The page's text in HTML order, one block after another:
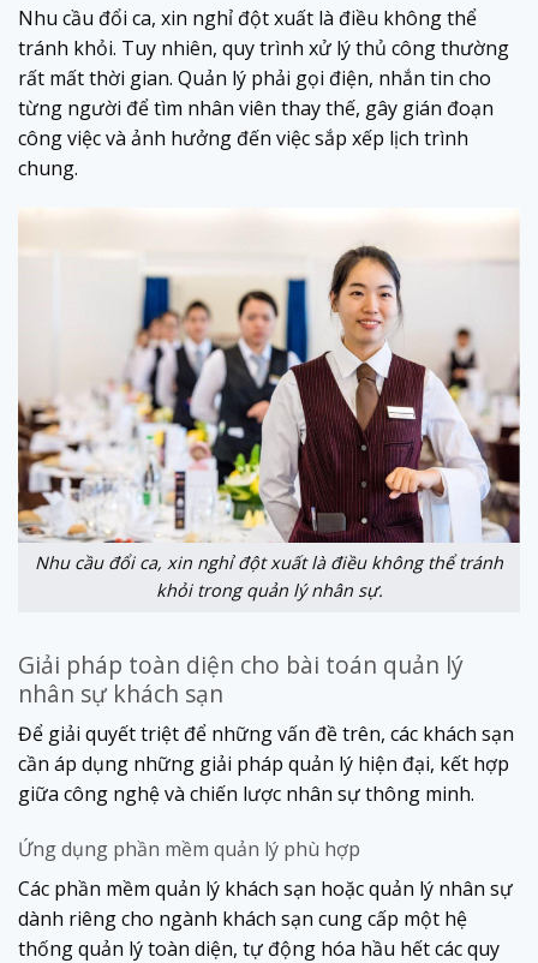
Nhu cầu đổi ca, xin nghỉ đột xuất là điều không thể
tránh khỏi. Tuy nhiên, quy trình xử lý thủ công thường
rất mất thời gian. Quản lý phải gọi điện, nhắn tin cho
từng người để tìm nhân viên thay thế, gây gián đoạn
công việc và ảnh hưởng đến việc sắp xếp lịch trình
chung.
Nhu cầu đổi ca, xin nghỉ đột xuất là điều không thể tránh
khỏi trong quản lý nhân sự.
Giải pháp toàn diện cho bài toán quản lý
nhân sự khách sạn
Để giải quyết triệt để những vấn đề trên, các khách sạn
cần áp dụng những giải pháp quản lý hiện đại, kết hợp
giữa công nghệ và chiến lược nhân sự thông minh.
Ứng dụng phần mềm quản lý phù hợp
Các phần mềm quản lý khách sạn hoặc quản lý nhân sự
dành riêng cho ngành khách sạn cung cấp một hệ
thống quản lý toàn diện, tự động hóa hầu hết các quy